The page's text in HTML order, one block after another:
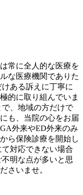
常に全人的な医療を
な医療機関でありた
ある訴えに丁寧に
的に取り組んでいま
、地域の方だけで
も、当院の心をお届
外来やED外来のみ
ら保険診療を開始し
対応できない場合
明な点が多いと思
さいませ。